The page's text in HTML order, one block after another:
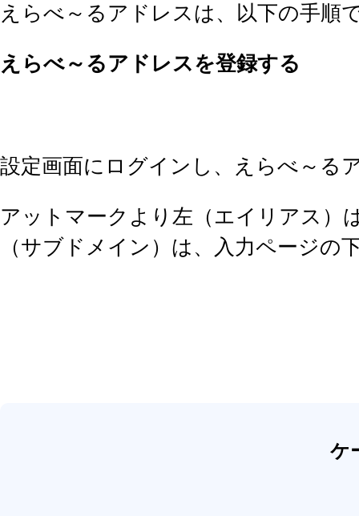
えらべ～るアドレスは、以下の手順
えらべ～るアドレスを登録する
設定画面にログインし、えらべ～る
アットマークより左（エイリアス）
（サブドメイン）は、入力ページの
ケ